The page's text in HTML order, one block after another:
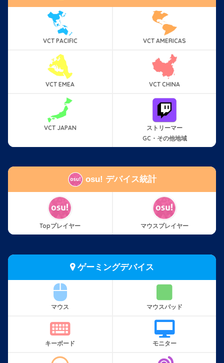
VCT PACIFIC VCT AMERICAS
VCT EMEA VCT CHINA
VCT JAPAN
ストリーマー
GC・その他地域
osu! デバイス統計
Topプレイヤー マウスプレイヤー
ゲーミングデバイス
マウス マウスパッド
キーボード モニター